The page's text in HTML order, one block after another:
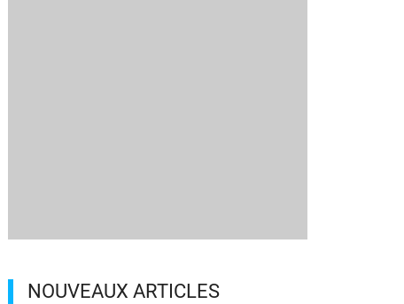
NOUVEAUX ARTICLES